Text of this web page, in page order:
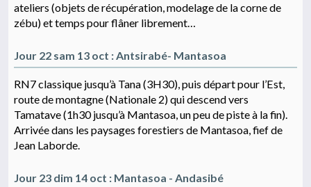
ateliers (objets de récupération, modelage de la corne de
zébu) et temps pour flâner librement…
Jour 22 sam 13 oct : Antsirabé- Mantasoa
RN7 classique jusqu’à Tana (3H30), puis départ pour l’Est,
route de montagne (Nationale 2) qui descend vers
Tamatave (1h30 jusqu’à Mantasoa, un peu de piste à la fin).
Arrivée dans les paysages forestiers de Mantasoa, fief de
Jean Laborde.
Jour 23 dim 14 oct : Mantasoa - Andasibé